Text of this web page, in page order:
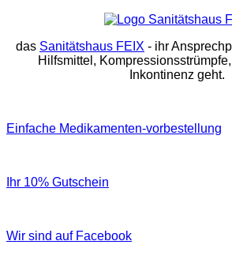
das Sanitätshaus FEIX - ihr
Hilfsmittel,
Inkontinenz geht.
Einfache Medikamenten-vorbestellung
Ihr 10% Gutschein
Wir sind auf Facebook